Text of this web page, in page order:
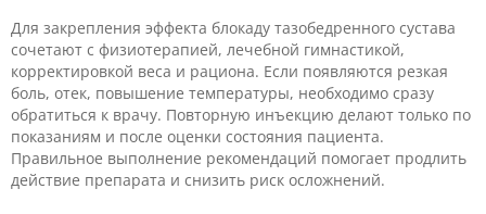
Для закрепления эффекта блокаду тазобедренного сустава
сочетают с физиотерапией, лечебной гимнастикой,
корректировкой веса и рациона. Если появляются резкая
боль, отек, повышение температуры, необходимо сразу
обратиться к врачу. Повторную инъекцию делают только по
показаниям и после оценки состояния пациента.
Правильное выполнение рекомендаций помогает продлить
действие препарата и снизить риск осложнений.